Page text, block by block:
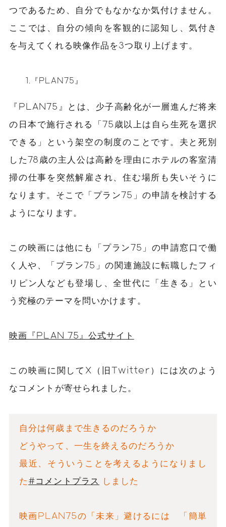
つであるため、自分でもなかなか気付けません。
ここでは、自分の傾向を客観的に認知し、気付き
を与えてくれる映像作品を3つ取り上げます。
1.『PLAN75』
『PLAN75』とは、少子高齢化が一層進んだ将来
の日本で施行される「75歳以上は自ら生死を選択
できる」という架空の制度のことです。夫と死別
した78歳の主人公は高齢を理由にホテルの客室清
掃の仕事を突然解雇され、住む場所も失いそうに
なります。そこで「プラン75」の申請を検討する
ようになります。
この映画には他にも「プラン75」の申請窓口で働
く人や、「プラン75」の関連施設に転職したフィ
リピン人なども登場し、全世代に「生きる」とい
う究極のテーマを問いかけます。
映画『PLAN 75』公式サイト
この映画に関してX（旧Twitter）には次のよう
なコメントが寄せられました。
自分は何歳まで生きるのだろうか
どうやって、一生を終えるのだろうか
最近、そういうことを考えるようになりまし
た #コメントプラス しました
映画PLAN75の「未来」避けるには 「簡単